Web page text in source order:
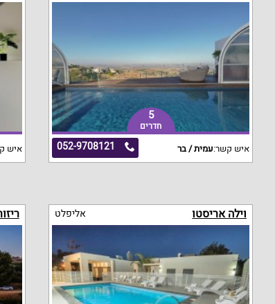
5
חדרים
052-9708121 איש קשר:עמית / בר איש
וילה אריסטו אליפלט